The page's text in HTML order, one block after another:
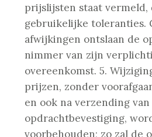
prijslijsten staat
gebruikelijke toleranties.
afwijkingen ontslaan de
nimmer van zijn
overeenkomst. 5.
prijzen, zonder
en ook na verzending van
opdrachtbevestiging,
voorbehouden; zo zal de